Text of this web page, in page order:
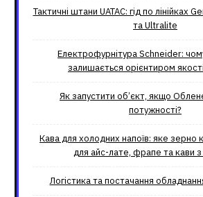
Тактичні штани UATAC: гід по лінійках
та Ultralite
Електрофурнітура Schneider:
залишається орієнтиром
Як запустити об’єкт, якщо
потужності?
Кава для холодних напоїв: яке зерно
для айс-лате, фрапе та кави з
Логістика та постачання